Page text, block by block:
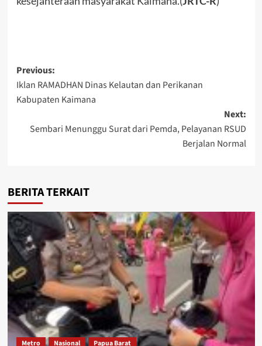
Post
navigation
Previous:
Iklan RAMADHAN Dinas Kelautan dan Perikanan
Kabupaten Kaimana
Next:
Sembari Menunggu Surat dari Pemda, Pelayanan RSUD
Berjalan Normal
BERITA TERKAIT
Metro Nasional Papua Barat